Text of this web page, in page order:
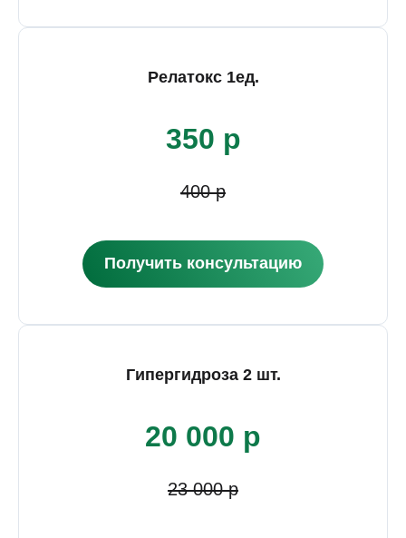
Релатокс 1ед.
350 р
400 р
Получить консультацию
Гипергидроза 2 шт.
20 000 р
23 000 р